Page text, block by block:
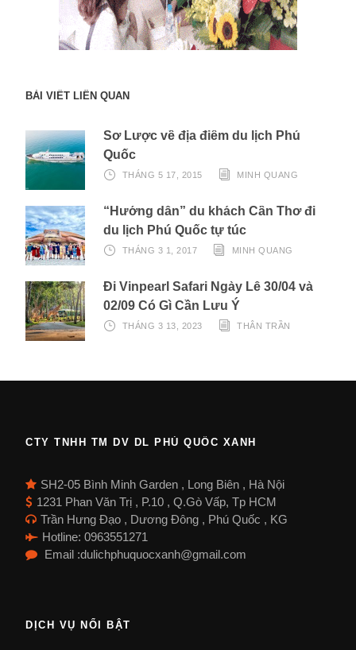
BÀI VIẾT LIÊN QUAN
Sơ Lược về địa điểm du lịch Phú
Quốc
THÁNG 5 17, 2015 MINH QUANG
“Hướng dẫn” du khách Cần Thơ đi
du lịch Phú Quốc tự túc
THÁNG 3 1, 2017 MINH QUANG
Đi Vinpearl Safari Ngày Lễ 30/04 và
02/09 Có Gì Cần Lưu Ý
THÁNG 3 13, 2023 THÂN TRẦN
CTY TNHH TM DV DL PHÚ QUỐC XANH
SH2-05 Bình Minh Garden , Long Biên , Hà Nội
1231 Phan Văn Trị , P.10 , Q.Gò Vấp, Tp HCM
Trần Hưng Đạo , Dương Đông , Phú Quốc , KG
Hotline: 0963551271
Email :dulichphuquocxanh@gmail.com
DỊCH VỤ NỔI BẬT